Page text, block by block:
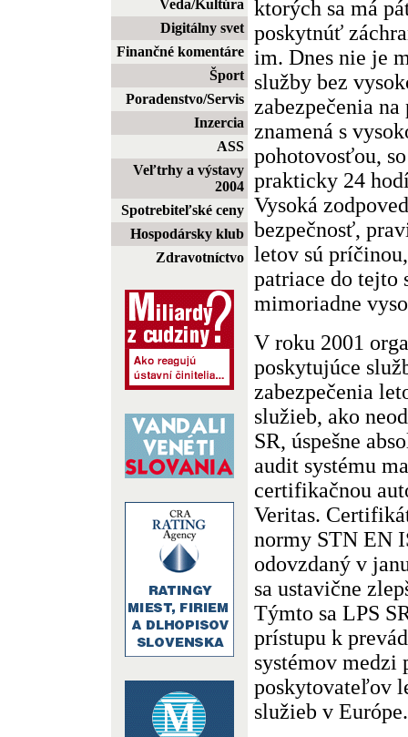
Veda/Kultúra
Digitálny svet
Finančné komentáre
Šport
Poradenstvo/Servis
Inzercia
ASS
Veľtrhy a výstavy
2004
Spotrebiteľské ceny
Hospodársky klub
Zdravotníctvo
ktorých sa má
poskytnúť
im. Dnes nie je
služby bez
zabezpečenia
znamená s
pohotovosťou,
prakticky 24
Vysoká
bezpečnosť,
letov sú
patriace do tejto
mimoriadne
V roku 2001
poskytujúce
zabezpečenia
služieb, ako
SR, úspešne
audit systému
certifikačnou
Veritas.
normy STN EN
odovzdaný v
sa ustavične
Týmto sa LPS
prístupu k
systémov medzi
poskytovateľov
služieb v Európe.